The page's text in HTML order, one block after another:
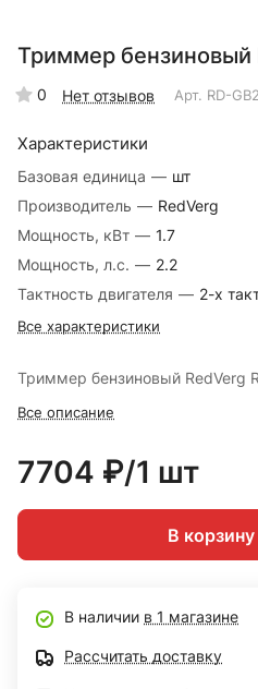
Триммер бензиновый
0 Нет отзывов Арт. RD-
Характеристики
Базовая единица — шт
Производитель — RedVerg
Мощность, кВт — 1.7
Мощность, л.с. — 2.2
Тактность двигателя — 2-х
Все характеристики
Триммер бензиновый RedVerg
Все описание
7704 ₽/1 шт
В корзину
В наличии в 1 магазине
Рассчитать доставку